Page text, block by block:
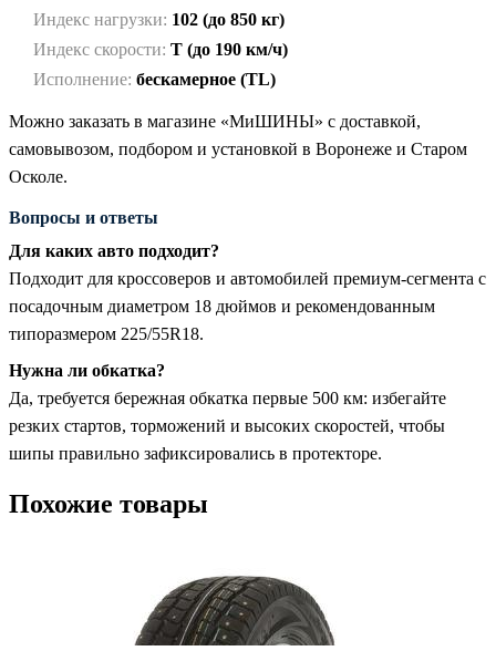
Индекс нагрузки: 102 (до 850 кг)
Индекс скорости: T (до 190 км/ч)
Исполнение: бескамерное (TL)
Можно заказать в магазине «МиШИНЫ» с доставкой,
самовывозом, подбором и установкой в Воронеже и Старом
Осколе.
Вопросы и ответы
Для каких авто подходит?
Подходит для кроссоверов и автомобилей премиум-сегмента с
посадочным диаметром 18 дюймов и рекомендованным
типоразмером 225/55R18.
Нужна ли обкатка?
Да, требуется бережная обкатка первые 500 км: избегайте
резких стартов, торможений и высоких скоростей, чтобы
шипы правильно зафиксировались в протекторе.
Похожие товары